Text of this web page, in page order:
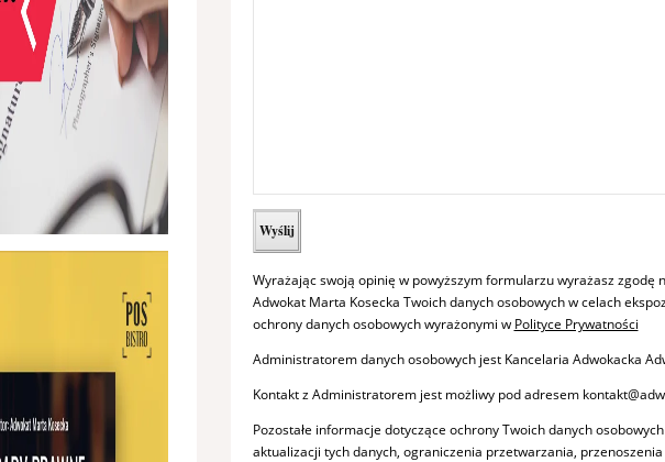
Wyrażając swoją opinię w powyższym formularzu wyrażasz zgodę
Adwokat Marta Kosecka Twoich danych osobowych w celach
ochrony danych osobowych wyrażonymi w Polityce Prywatności
Administratorem danych osobowych jest Kancelaria Adwokacka
Kontakt z Administratorem jest możliwy pod adresem
Pozostałe informacje dotyczące ochrony Twoich danych
aktualizacji tych danych, ograniczenia przetwarzania,